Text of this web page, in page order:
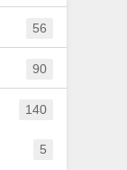
ポット)
年9月7日
56
90
140
5